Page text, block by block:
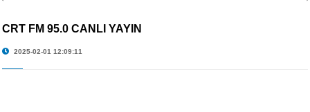
CRT FM 95.0 CANLI YAYIN
2025-02-01 12:09:11